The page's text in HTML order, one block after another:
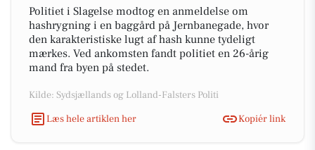
Politiet i Slagelse modtog en anmeldelse om
hashrygning i en baggård på Jernbanegade, hvor
den karakteristiske lugt af hash kunne tydeligt
mærkes. Ved ankomsten fandt politiet en 26-årig
mand fra byen på stedet.
Kilde: Sydsjællands og Lolland-Falsters Politi
Læs hele artiklen her
Kopiér link